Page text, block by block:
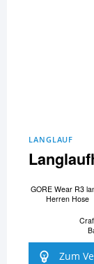
LANGLAUF
GORE Wear R3
Herren Hose
Zum